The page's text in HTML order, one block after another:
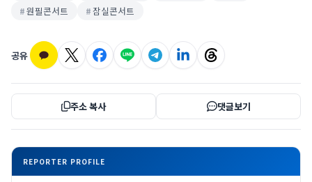
원필콘서트
잠실콘서트
공유
주소 복사 댓글보기
REPORTER PROFILE